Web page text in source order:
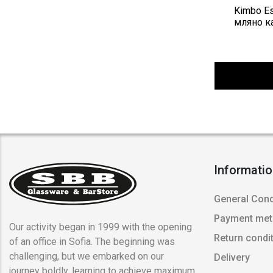
Kimbo
мляно
Our activity began in 1999 with the opening
of an office in Sofia. The beginning was
challenging, but we embarked on our
General
Payment
Return
Delivery